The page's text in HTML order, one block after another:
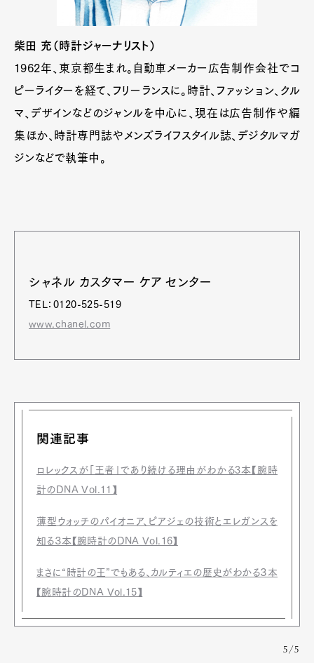
柴田 充（時計ジャーナリスト）
1962年、東京都生まれ。自動車メーカー広告制作会社でコ
ピーライターを経て、フリーランスに。時計、ファッション、クル
マ、デザインなどのジャンルを中心に、現在は広告制作や編
集ほか、時計専門誌やメンズライフスタイル誌、デジタルマガ
ジンなどで執筆中。
シャネル カスタマー ケア センター
TEL：0120-525-519
www.chanel.com
関連記事
ロレックスが「王者」であり続ける理由がわかる3本【腕時
計のDNA Vol.11】
薄型ウォッチのパイオニア、ピアジェの技術とエレガンスを
知る３本【腕時計のDNA Vol.16】
まさに“時計の王”でもある、カルティエの歴史がわかる３本
【腕時計のDNA Vol.15】
5/5